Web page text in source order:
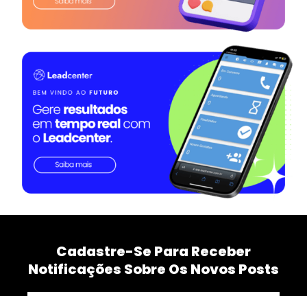
Cadastre-Se Para Receber
Notificações Sobre Os Novos Posts